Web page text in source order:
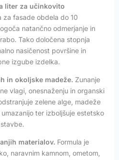
liter za učinkovito
za fasade obdela do 10
natančno odmerjanje in
Tako določena stopnja
nasičenost površine in
izgube izdelka.
in okoljske madeže. Zunanje
vlagi, onesnaženju in organski
zelene alge, madeže
ter izboljšuje estetsko
materialov. Formula je
naravnim kamnom, ometom,